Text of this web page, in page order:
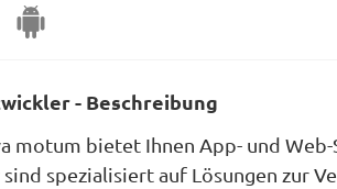
- Beschreibung
motum bietet Ihnen App- und Web-
spezialisiert auf Lösungen zur